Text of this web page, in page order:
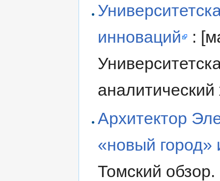
инноваций
:
Архитектор
«новый город»
Томский